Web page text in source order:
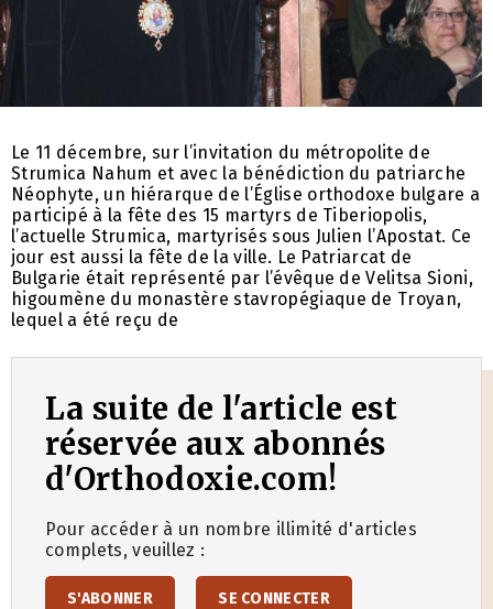
Le 11 décembre, sur l’invitation du métropolite de
Strumica Nahum et avec la bénédiction du patriarche
Néophyte, un hiérarque de l’Église orthodoxe bulgare a
participé à la fête des 15 martyrs de Tiberiopolis,
l’actuelle Strumica, martyrisés sous Julien l’Apostat. Ce
jour est aussi la fête de la ville. Le Patriarcat de
Bulgarie était représenté par l’évêque de Velitsa Sioni,
higoumène du monastère stavropégiaque de Troyan,
lequel a été reçu de
La suite de l'article est
réservée aux abonnés
d'Orthodoxie.com!
Pour accéder à un nombre illimité d'articles
complets, veuillez :
S'ABONNER SE CONNECTER